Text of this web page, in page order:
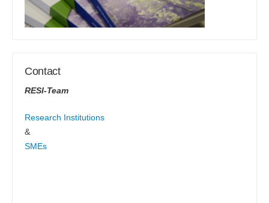
Contact
RESI-Team
Research Institutions
&
SMEs